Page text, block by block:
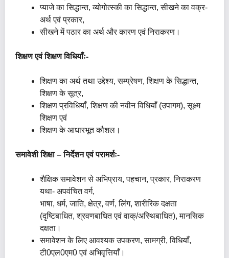
प्याजे का सिद्धान्त, व्योगोत्स्की का सिद्धान्त, सीखने का वक्र-
अर्थ एवं प्रकार,
सीखने में पठार का अर्थ और कारण एवं निराकरण।
शिक्षण एवं शिक्षण विधियाँः-
शिक्षण का अर्थ तथा उद्देश्य, सम्प्रेषण, शिक्षण के सिद्धान्त,
शिक्षण के सूत्र,
शिक्षण प्रविधियाँ, शिक्षण की नवीन विधियाँ (उपागम), सूक्ष्म
शिक्षण एवं
शिक्षण के आधारभूत कौशल।
समावेशी शिक्षा – निर्देशन एवं परामर्शः-
शैक्षिक समावेशन से अभिप्राय, पहचान, प्रकार, निराकरण
यथा- अपवंचित वर्ग,
भाषा, धर्म, जाति, क्षेत्र, वर्ण, लिंग, शारीरिक दक्षता
(दृष्टिबाधित, श्रवणबाधित एवं वाक्/अस्थिबाधित), मानसिक
दक्षता।
समावेशन के लिए आवश्यक उपकरण, सामग्री, विधियाँ,
टी0एल0एम0 एवं अभिवृत्तियाँ।